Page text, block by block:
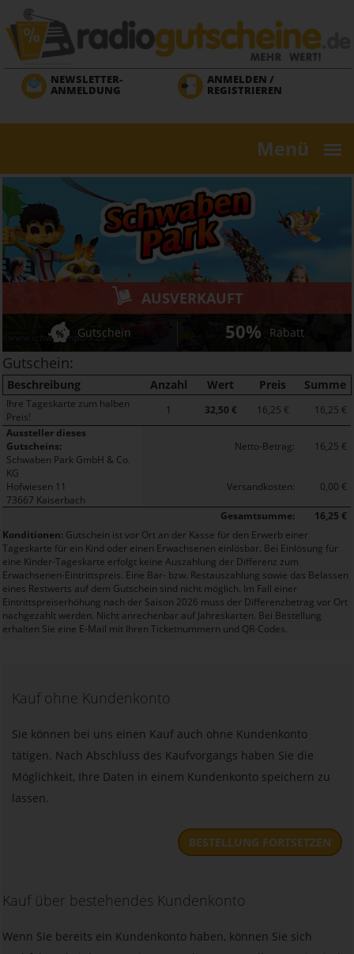
Direkt
zum
Inhalt
NEWSLETTER-
ANMELDUNG
ANMELDEN /
REGISTRIEREN
Menü
AUSVERKAUFT
Gutschein 50% Rabatt
Gutschein:
Beschreibung Anzahl Wert Preis Summe
Ihre Tageskarte zum halben
Preis!
1 32,50 € 16,25 €
16,25 €
Aussteller dieses
Gutscheins:
Schwaben Park GmbH & Co.
KG
Hofwiesen 11
73667 Kaiserbach
Netto-Betrag: 16,25 €
Versandkosten: 0,00 €
Gesamtsumme:
16,25 €
Konditionen: Gutschein ist vor Ort an der Kasse für den Erwerb einer
Tageskarte für ein Kind oder einen Erwachsenen einlösbar. Bei Einlösung für
eine Kinder-Tageskarte erfolgt keine Auszahlung der Differenz zum
Erwachsenen-Eintrittspreis. Eine Bar- bzw. Restauszahlung sowie das Belassen
eines Restwerts auf dem Gutschein sind nicht möglich. Im Fall einer
Eintrittspreiserhöhung nach der Saison 2026 muss der Differenzbetrag vor Ort
nachgezahlt werden. Nicht anrechenbar auf Jahreskarten. Bei Bestellung
erhalten Sie eine E-Mail mit Ihren Ticketnummern und QR-Codes.
Kauf ohne Kundenkonto
Sie können bei uns einen Kauf auch ohne Kundenkonto
tätigen. Nach Abschluss des Kaufvorgangs haben Sie die
Möglichkeit, Ihre Daten in einem Kundenkonto speichern zu
lassen.
BESTELLUNG FORTSETZEN
Kauf über bestehendes Kundenkonto
Wenn Sie bereits ein Kundenkonto haben, können Sie sich